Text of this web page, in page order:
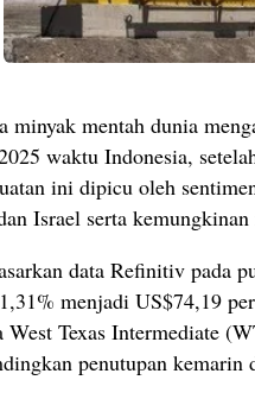
minyak mentah dunia
waktu Indonesia,
ini dipicu oleh
Israel serta
data Refinitiv pada
menjadi US$74,19
West Texas Intermediate
penutupan kemarin